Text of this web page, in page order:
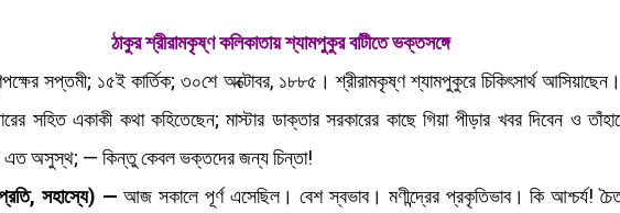
ঠাকুর শ্রীরামকৃষ্ণ কলিকাতায় শ্যামপুকুর বাটীতে ভক্তসঙ্গে
সপ্তমী; ১৫ই কার্তিক; ৩০শে অক্টোবর, ১৮৮৫। শ্রীরামকৃষ্ণ শ্যামপুকুরে চিকিৎসার্থ
সহিত একাকী কথা কহিতেছেন; মাস্টার ডাক্তার সরকারের কাছে গিয়া পীড়ার খবর দিবেন ও
এত অসুস্থ; — কিন্তু কেবল ভক্তদের জন্য চিন্তা!
প্রতি, সহাস্যে) — আজ সকালে পূর্ণ এসেছিল। বেশ স্বভাব। মণীন্দ্রের প্রকৃতিভাব। কি আশ্চর্য!